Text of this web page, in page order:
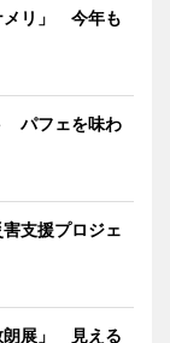
メリ」 今年も
パフェを味わ
支援プロジェ
朗展」 見える